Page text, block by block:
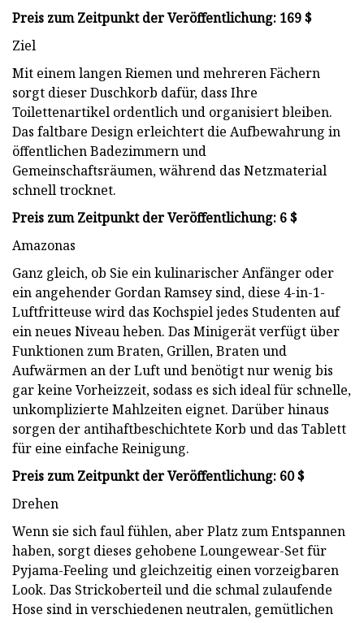
Preis zum Zeitpunkt der Veröffentlichung: 169 $
Ziel
Mit einem langen Riemen und mehreren Fächern
sorgt dieser Duschkorb dafür, dass Ihre
Toilettenartikel ordentlich und organisiert bleiben.
Das faltbare Design erleichtert die Aufbewahrung in
öffentlichen Badezimmern und
Gemeinschaftsräumen, während das Netzmaterial
schnell trocknet.
Preis zum Zeitpunkt der Veröffentlichung: 6 $
Amazonas
Ganz gleich, ob Sie ein kulinarischer Anfänger oder
ein angehender Gordan Ramsey sind, diese 4-in-1-
Luftfritteuse wird das Kochspiel jedes Studenten auf
ein neues Niveau heben. Das Minigerät verfügt über
Funktionen zum Braten, Grillen, Braten und
Aufwärmen an der Luft und benötigt nur wenig bis
gar keine Vorheizzeit, sodass es sich ideal für schnelle,
unkomplizierte Mahlzeiten eignet. Darüber hinaus
sorgen der antihaftbeschichtete Korb und das Tablett
für eine einfache Reinigung.
Preis zum Zeitpunkt der Veröffentlichung: 60 $
Drehen
Wenn sie sich faul fühlen, aber Platz zum Entspannen
haben, sorgt dieses gehobene Loungewear-Set für
Pyjama-Feeling und gleichzeitig einen vorzeigbaren
Look. Das Strickoberteil und die schmal zulaufende
Hose sind in verschiedenen neutralen, gemütlichen